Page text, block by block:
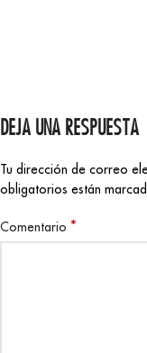
DEJA UNA RESPUESTA
Tu dirección de correo
obligatorios están
Comentario *